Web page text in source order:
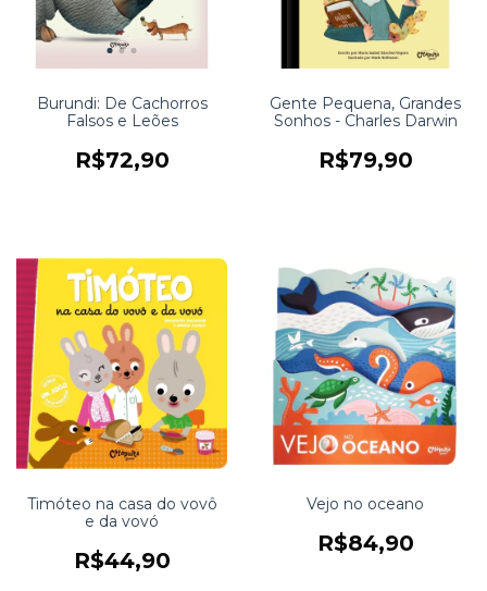
Burundi: De Cachorros
Falsos e Leões
R$72,90
Gente Pequena, Grandes
Sonhos - Charles Darwin
R$79,90
Timóteo na casa do vovô
e da vovó
R$44,90
Vejo no oceano
R$84,90